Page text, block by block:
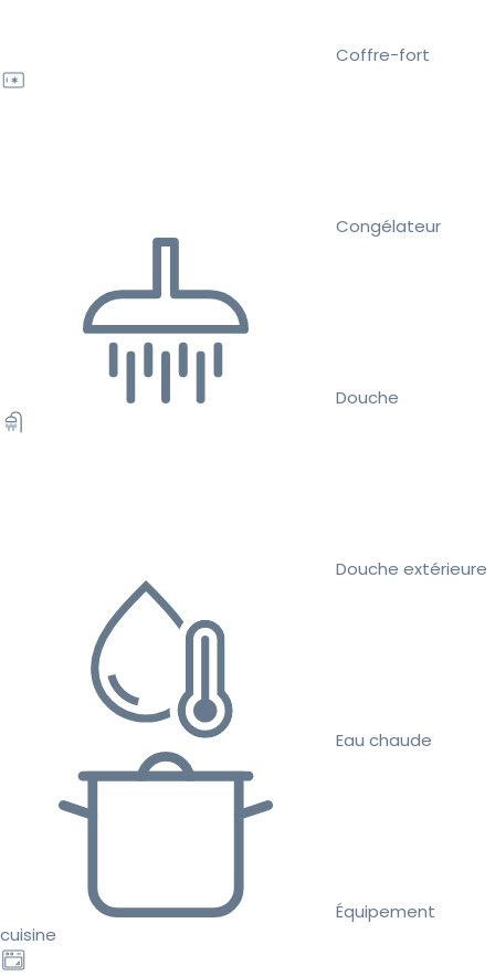
Coffre-fort
Congélateur
Douche
Douche extérieure
Eau chaude
Équipement
cuisine